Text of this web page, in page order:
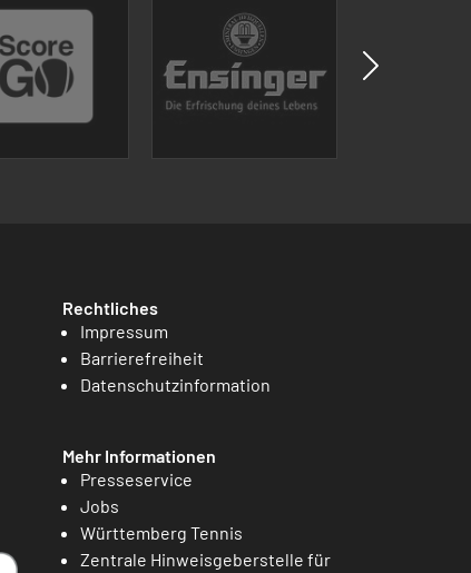
Rechtliches
Impressum
Barrierefreiheit
Datenschutzinformation
Mehr Informationen
Presseservice
Jobs
Württemberg Tennis
Zentrale Hinweisgeberstelle für